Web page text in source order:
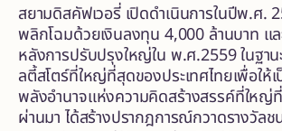
สยามดิสคัฟเวอรี่ เปิดดำเนินการในปีพ.ศ.
พลิกโฉมด้วยเงินลงทุน 4,000 ล้านบาท แล
หลังการปรับปรุงใหญ่ใน พ.ศ.2559 ในฐาน
ลตี้สโตร์ที่ใหญ่ที่สุดของประเทศไทยเพื่อให้
พลังอำนาจแห่งความคิดสร้างสรรค์ที่ใหญ่
ผ่านมา ได้สร้างปรากฎการณ์กวาดรางวัลช